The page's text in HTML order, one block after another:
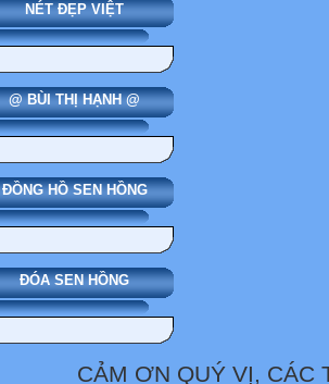
NÉT ĐẸP VIỆT
@ BÙI THỊ HẠNH @
ĐỒNG HỒ SEN HỒNG
ĐÓA SEN HỒNG
CẢM ƠN QUÝ VỊ, CÁC